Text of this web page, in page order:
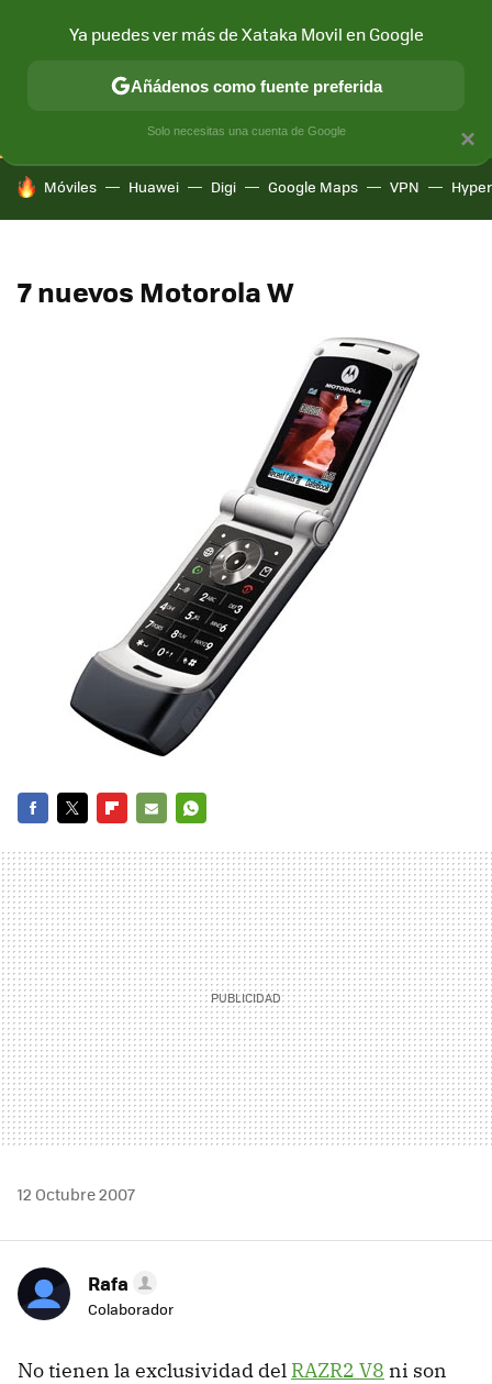
CONECTIVIDAD MÓVIL Y SOCIEDAD APLICACIONES
HOY SE HABLA DE
Móviles Huawei Digi Google Maps VPN
7 nuevos Motorola W
MAIL
12 Octubre 2007
Rafa
Colaborador
No tienen la exclusividad del RAZR2 V8 ni son
×
Ya puedes ver más de Xataka Movil en Google
Añádenos como fuente preferida
Solo necesitas una cuenta de Google